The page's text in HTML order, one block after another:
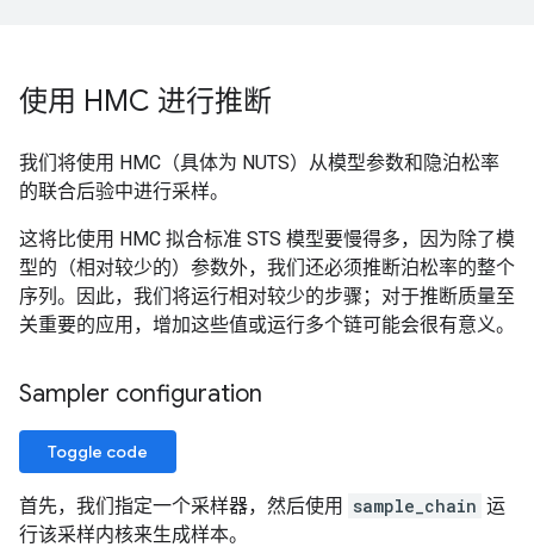
使用 HMC 进行推断
我们将使用 HMC（具体为 NUTS）从模型参数和隐泊松率
的联合后验中进行采样。
这将比使用 HMC 拟合标准 STS 模型要慢得多，因为除了模
型的（相对较少的）参数外，我们还必须推断泊松率的整个
序列。因此，我们将运行相对较少的步骤；对于推断质量至
关重要的应用，增加这些值或运行多个链可能会很有意义。
Sampler configuration
Toggle code
首先，我们指定一个采样器，然后使用 sample_chain 运
行该采样内核来生成样本。